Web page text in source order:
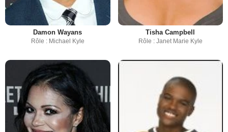
Damon Wayans
Rôle : Michael Kyle
Tisha Campbell
Rôle : Janet Marie Kyle